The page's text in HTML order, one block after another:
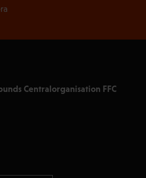
Centralorganisation FFC